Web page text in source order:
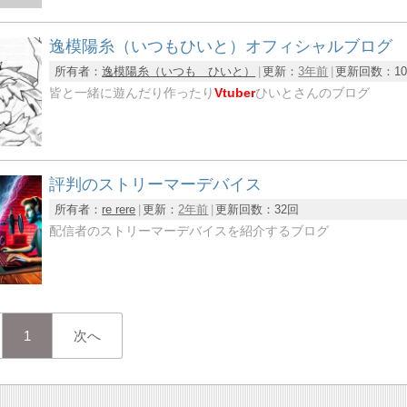
逸模陽糸（いつもひいと）オフィシャルブログ
所有者：逸模陽糸（いつも ひいと） 更新： 3年前 更新回数：
皆と一緒に遊んだり作ったり Vtuberひいとさんのブログ
評判のストリーマーデバイス
所有者： re rere 更新：2年前 更新回数：32回
配信者のストリーマーデバイスを紹介するブログ
1 次へ